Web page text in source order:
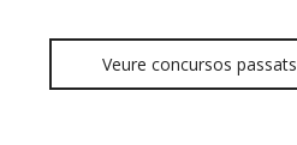
Veure concursos passats